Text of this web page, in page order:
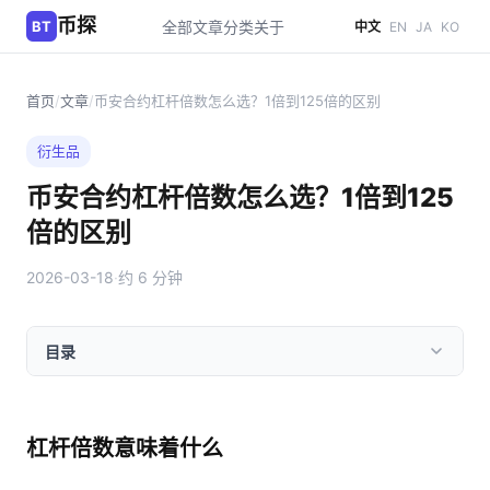
BT 币探 全部文章分类关于 中文 EN JA KO
首页/文章/币安合约杠杆倍数怎么选？1倍到125倍的区别
衍生品
币安合约杠杆倍数怎么选？1倍到125
倍的区别
2026-03-18·约 6 分钟
目录
杠杆倍数意味着什么